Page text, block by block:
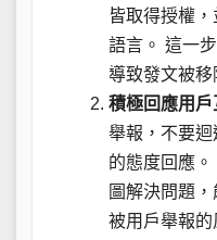
皆取得授權
語言。 這一
導致發文被移
積極回應用戶
舉報，不要
的態度回應
圖解決問題
被用戶舉報